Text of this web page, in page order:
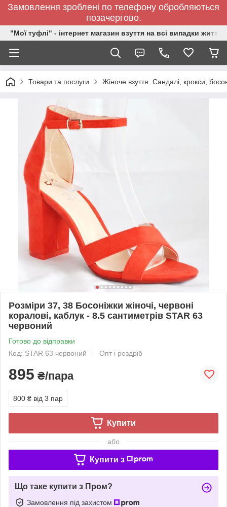
Замовлення зроблені по телефону обробляються
позачергово.
"Мої туфлі" - інтернет магазин взуття на всі випадки життя.
Товари та послуги Жіноче взуття. Сандалі, крокси,
Розміри 37, 38 Босоніжки жіночі, червоні
коралові, каблук - 8.5 сантиметрів STAR 63
червоний
Готово до відправки
Код: STAR 63 червоний
Опт і роздріб
895 ₴/пара
800 ₴ від 3 пар
Купити
або
Купити з
Що таке купити з Пром?
Замовлення під захистом